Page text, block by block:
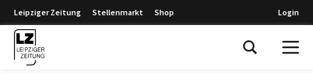
Leipziger Zeitung Stellenmarkt Shop Login